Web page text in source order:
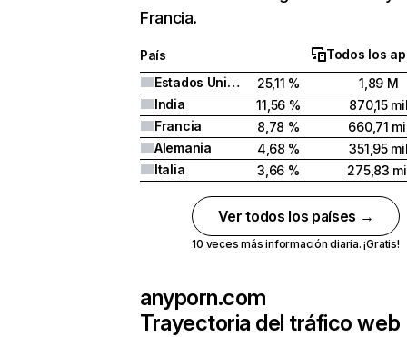
Francia.
País
Todos los
Estados Unidos
25,11 %
1,89 M
India
11,56 %
870,15
Francia
8,78 %
660,71
Alemania
4,68 %
351,95
Italia
3,66 % 275,83
Ver todos los países →
10 veces más información diaria. ¡Gratis!
anyporn.com
Trayectoria del tráfico web